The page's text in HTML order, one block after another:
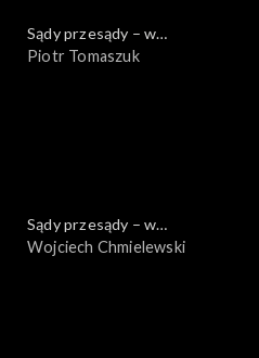
Sądy przesądy – w
powiększeniu
Piotr Tomaszuk
Sądy przesądy – w
powiększeniu
Wojciech Chmielewski